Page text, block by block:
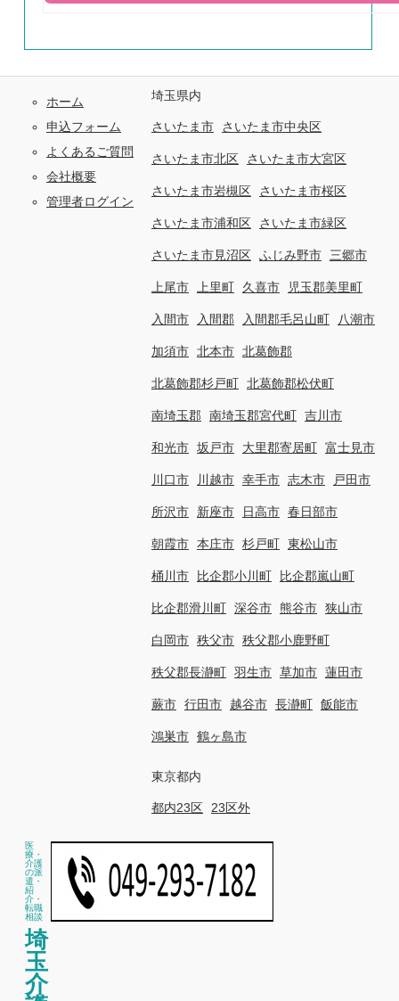
ホーム
申込フォーム
よくあるご質問
会社概要
管理者ログイン
埼玉県内
さいたま市 さいたま市中央区
さいたま市北区 さいたま市大宮区
さいたま市岩槻区 さいたま市桜区
さいたま市浦和区 さいたま市緑区
さいたま市見沼区 ふじみ野市 三郷市
上尾市 上里町 久喜市 児玉郡美里町
入間市 入間郡 入間郡毛呂山町 八潮市
加須市 北本市 北葛飾郡
北葛飾郡杉戸町 北葛飾郡松伏町
南埼玉郡 南埼玉郡宮代町 吉川市
和光市 坂戸市 大里郡寄居町 富士見市
川口市 川越市 幸手市 志木市 戸田市
所沢市 新座市 日高市 春日部市
朝霞市 本庄市 杉戸町 東松山市
桶川市 比企郡小川町 比企郡嵐山町
比企郡滑川町 深谷市 熊谷市 狭山市
白岡市 秩父市 秩父郡小鹿野町
秩父郡長瀞町 羽生市 草加市 蓮田市
蕨市 行田市 越谷市 長瀞町 飯能市
鴻巣市 鶴ヶ島市
東京都内
都内23区 23区外
医
療・
介護
の派
遣・
紹
介・
転職
相談
埼
玉
介